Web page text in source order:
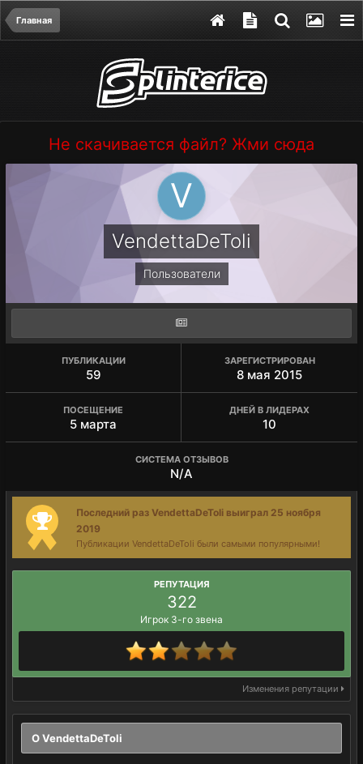
Главная
Не скачивается файл? Жми сюда
VendettaDeToli
Пользователи
ПУБЛИКАЦИИ
59
ЗАРЕГИСТРИРОВАН
8 мая 2015
ПОСЕЩЕНИЕ
5 марта
ДНЕЙ В ЛИДЕРАХ
10
СИСТЕМА ОТЗЫВОВ
N/A
Последний раз VendettaDeToli выиграл 25 ноября
2019
Публикации VendettaDeToli были самыми популярными!
РЕПУТАЦИЯ
322
Игрок 3-го звена
Изменения репутации
О VendettaDeToli